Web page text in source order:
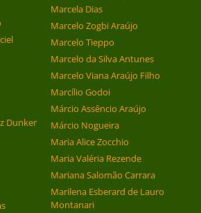
Dunker
Marcela Dias
Marcelo Zogbi Araújo
Marcelo Tieppo
Marcelo da Silva Antunes
Marcelo Viana Araújo Filho
Marcílio Godoi
Márcio Assêncio Araújo
Márcio Nogueira
Maria Alice Zocchio
Maria Valéria Rezende
Mariana Salomão Carrara
Marilena Esberard de Lauro
Montanari